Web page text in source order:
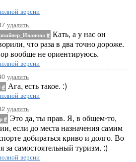
версии
удалить
# Кать, а у нас он
что раза в два точно дороже.
вообще не ориентируюсь.
версии
удалить
# Ага, есть такое. :)
версии
удалить
# Это да, ты прав. Я, в общем-то,
если до места назначения самим
добираться криво и долго. Во
за самостоятельный туризм. :)
версии